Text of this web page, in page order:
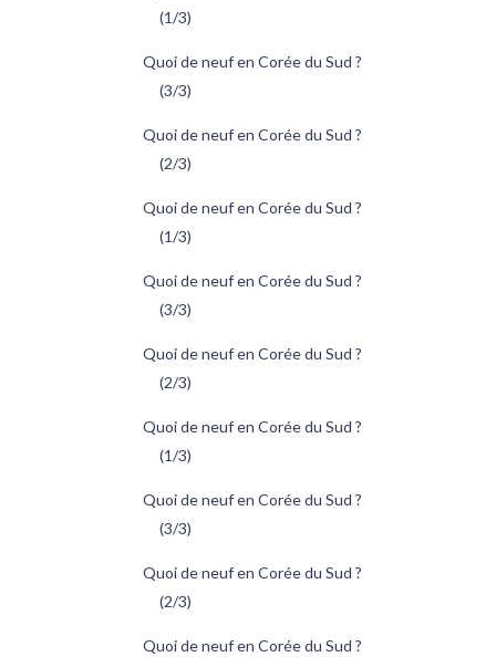
(1/3)
Quoi de neuf en Corée du Sud ?
(3/3)
Quoi de neuf en Corée du Sud ?
(2/3)
Quoi de neuf en Corée du Sud ?
(1/3)
Quoi de neuf en Corée du Sud ?
(3/3)
Quoi de neuf en Corée du Sud ?
(2/3)
Quoi de neuf en Corée du Sud ?
(1/3)
Quoi de neuf en Corée du Sud ?
(3/3)
Quoi de neuf en Corée du Sud ?
(2/3)
Quoi de neuf en Corée du Sud ?